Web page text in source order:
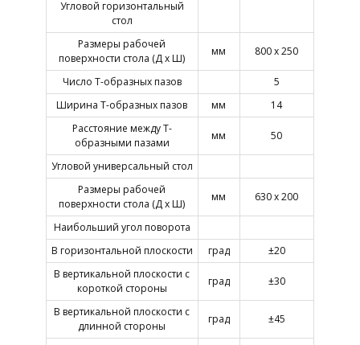
Угловой горизонтальный
стол
Размеры рабочей
поверхности стола (Д х Ш)
мм 800 х 250
Число Т-образных пазов
5
Ширина Т-образных пазов
мм
14
Расстояние между Т-
образными пазами
мм 50
Угловой универсальный стол
Размеры рабочей
поверхности стола (Д х Ш)
мм 630 х 200
Наибольший угол поворота
В горизонтальной плоскости
град
±20
В вертикальной плоскости с
короткой стороны
град ±30
В вертикальной плоскости с
длинной стороны
град ±45